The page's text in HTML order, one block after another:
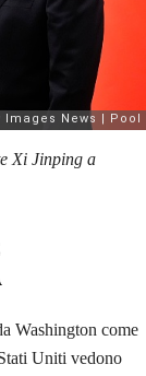
Xi Jinping a
Washington come
Uniti vedono